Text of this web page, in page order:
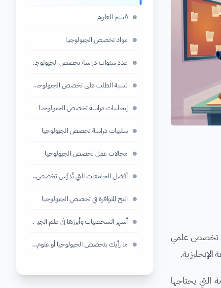
من تخصص علمي
الإنجليزية.
التي يحتاجها
قسم العلوم
مواد تخصص الجيولوجيا
عدد سنوات دراسة تخصص الجيولوجيا
نسبة الطلب على تخصص الجيولوجيا ونسبة ركوده
إيجابيات دراسة تخصص الجيولوجيا
سلبيات دراسة تخصص الجيولوجيا
مجالات عمل تخصص الجيولوجيا
أفضل الجامعات التي تُدرِّس تخصص الجيولوجيا لعام 2019 في
المنح المتوافرة في تخصص الجيولوجيا
أشهر الشخصيات وأبرزها في علم الجيولوجيا
ما رأيك بتخصص الجيولوجيا أو علوم الأرض؟